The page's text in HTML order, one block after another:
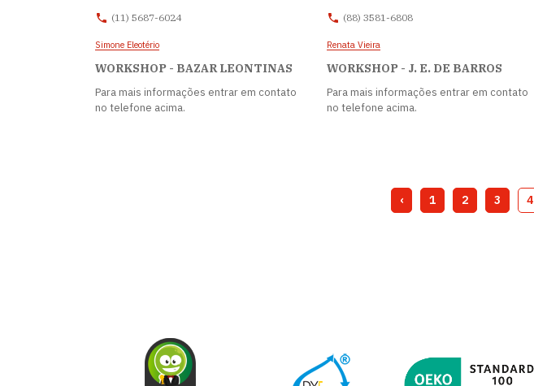
(11) 5687-6024
Simone Eleotério
WORKSHOP - BAZAR LEONTINAS
Para mais informações entrar em contato
no telefone acima.
(88) 3581-6808
Renata Vieira
WORKSHOP - J. E. DE BARROS
Para mais informações entrar em contato
no telefone acima.
‹ 1 2 3 4